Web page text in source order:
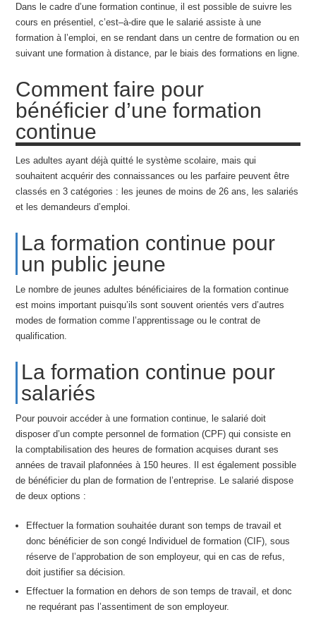
Dans le cadre d’une formation continue, il est possible de suivre les
cours en présentiel, c’est–à-dire que le salarié assiste à une
formation à l’emploi, en se rendant dans un centre de formation ou en
suivant une formation à distance, par le biais des formations en ligne.
Comment faire pour
bénéficier d’une formation
continue
Les adultes ayant déjà quitté le système scolaire, mais qui
souhaitent acquérir des connaissances ou les parfaire peuvent être
classés en 3 catégories : les jeunes de moins de 26 ans, les salariés
et les demandeurs d’emploi.
La formation continue pour
un public jeune
Le nombre de jeunes adultes bénéficiaires de la formation continue
est moins important puisqu’ils sont souvent orientés vers d’autres
modes de formation comme l’apprentissage ou le contrat de
qualification.
La formation continue pour
salariés
Pour pouvoir accéder à une formation continue, le salarié doit
disposer d’un compte personnel de formation (CPF) qui consiste en
la comptabilisation des heures de formation acquises durant ses
années de travail plafonnées à 150 heures. Il est également possible
de bénéficier du plan de formation de l’entreprise. Le salarié dispose
de deux options :
Effectuer la formation souhaitée durant son temps de travail et
donc bénéficier de son congé Individuel de formation (CIF), sous
réserve de l’approbation de son employeur, qui en cas de refus,
doit justifier sa décision.
Effectuer la formation en dehors de son temps de travail, et donc
ne requérant pas l’assentiment de son employeur.